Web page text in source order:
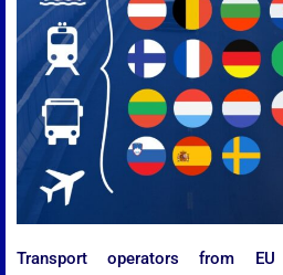
Transport operators from